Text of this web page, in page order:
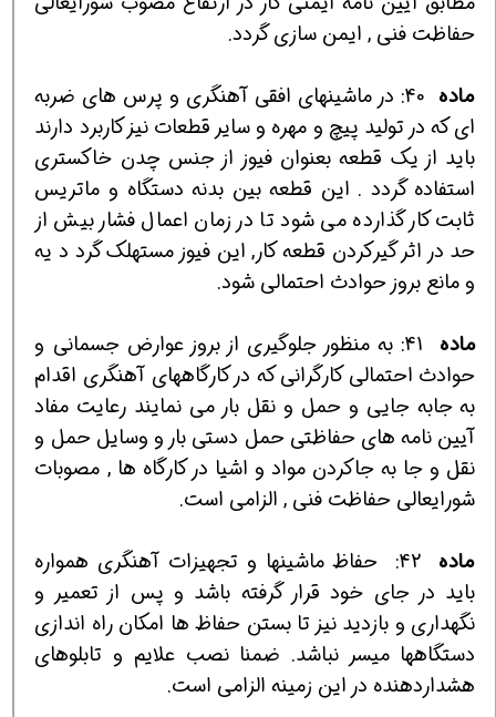
حفاظت فني , ايمن سازي گردد.
ماده
در ماشينهاي افقي آهنگري و پرس هاي ضربه
اي كه در توليد پيچ و مهره و ساير قطعات نيز كاربرد دارند
بايد از يك قطعه بعنوان فيوز از جنس چدن خاكستري
استفاده گردد . اين قطعه بين بدنه دستگاه و ماتريس
ثابت كار گذارده مي شود تا در زمان اعمال فشار بيش از
حد در اثر گيركردن قطعه كار, اين فيوز مستهلك گرد د يه
و مانع بروز حوادث احتمالي شود.
ماده
به منظور جلوگيري از بروز عوارض جسماني و
حوادث احتمالي كارگراني كه در كارگاههاي آهنگري اقدام
به جابه جايي و حمل و نقل بار مي نمايند رعايت مفاد
آيين نامه هاي حفاظتي حمل دستي بار و وسايل حمل و
نقل و جا به جاكردن مواد و اشيا در كارگاه ها , مصوبات
شورايعالي حفاظت فني , الزامي است.
ماده
حفاظ ماشينها و تجهيزات آهنگري همواره
بايد در جاي خود قرار گرفته باشد و پس از تعمير و
نگهداري و بازديد نيز تا بستن حفاظ ها امكان راه اندازي
دستگاهها ميسر نباشد. ضمنا نصب علايم و تابلوهاي
هشداردهنده در اين زمينه الزامي است.